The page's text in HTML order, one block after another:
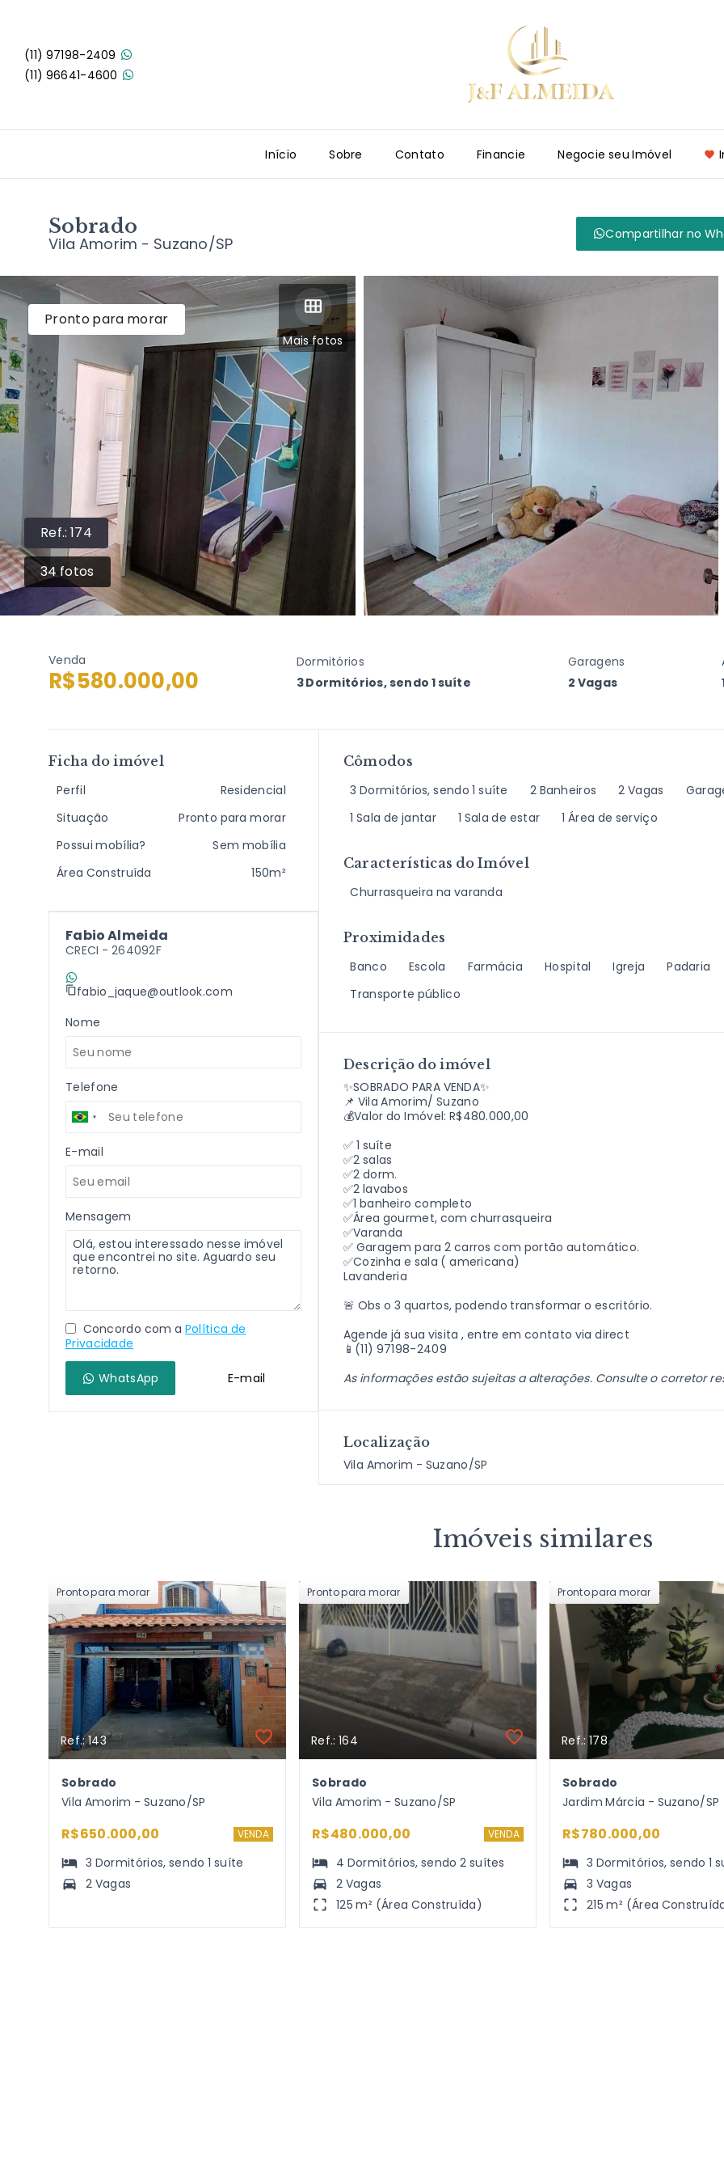
(11) 97198-2409
(11) 96641-4600
Início Sobre Contato Financie Negocie seu Imóvel
Sobrado
Vila Amorim - Suzano/SP
Compartilhar no
Ref.:174
34fotos
Mais fotos
Pronto para morar
Venda
R$580.000,00
Dormitórios
3 Dormitórios, sendo 1 suíte
Garagens
2 Vagas
Cômodos
3 Dormitórios, sendo 1 suíte
2 Banheiros 2 Vagas
1 Sala de jantar
1 Sala de estar 1 Área de serviço
Características do Imóvel
Churrasqueira na varanda
Proximidades
Banco
Escola Farmácia Hospital Igreja Padaria
Transporte público
Descrição do imóvel
✨SOBRADO PARA VENDA✨
📌 Vila Amorim/ Suzano
💰Valor do Imóvel: R$480.000,00
✅ 1 suíte
✅2 salas
✅2 dorm.
✅2 lavabos
✅1 banheiro completo
✅Área gourmet, com churrasqueira
✅Varanda
✅ Garagem para 2 carros com portão automático.
✅Cozinha e sala ( americana)
Lavanderia
🚨 Obs o 3 quartos, podendo transformar o escritório.
Agende já sua visita , entre em contato via direct
📱(11) 97198-2409
As informações estão sujeitas a alterações. Consulte o corretor
Localização
Vila Amorim - Suzano/SP
Ficha do imóvel
Perfil
Residencial
Situação
Pronto para morar
Possui mobília?
Sem mobília
Área Construída
150m²
Fabio Almeida
CRECI - 264092F
fabio_jaque@outlook.com
Nome
Telefone
E-mail
Mensagem
Concordo com a Política de
Privacidade
WhatsApp E-mail
Imóveis similares
Pronto para morar
Ref.: 143
Sobrado
Vila Amorim - Suzano/SP
R$650.000,00 VENDA
3 Dormitórios, sendo1 suíte
2 Vagas
Pronto para morar
Ref.: 164
Sobrado
Vila Amorim - Suzano/SP
R$480.000,00 VENDA
4 Dormitórios, sendo2 suítes
2 Vagas
125 m² (Área Construída)
Pronto para morar
Ref.: 178
Sobrado
Jardim Márcia - Suzano/SP
R$780.000,00
3 Dormitórios, sendo1
3 Vagas
215 m² (Área